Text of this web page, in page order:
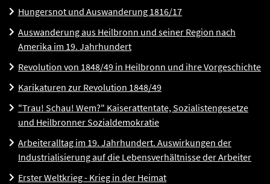
Hungersnot und Auswanderung 1816/17
Auswanderung aus Heilbronn und seiner Region nach
Amerika im 19. Jahrhundert
Revolution von 1848/49 in Heilbronn und ihre Vorgeschichte
Karikaturen zur Revolution 1848/49
"Trau! Schau! Wem?" Kaiserattentate, Sozialistengesetze
und Heilbronner Sozialdemokratie
Arbeiteralltag im 19. Jahrhundert. Auswirkungen der
Industrialisierung auf die Lebensverhältnisse der Arbeiter
Erster Weltkrieg - Krieg in der Heimat